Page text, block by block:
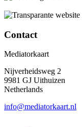
Contact
Mediatorkaart
Nijverheidsweg 2
9981 GJ Uithuizen
Netherlands
info@mediatorkaart.nl